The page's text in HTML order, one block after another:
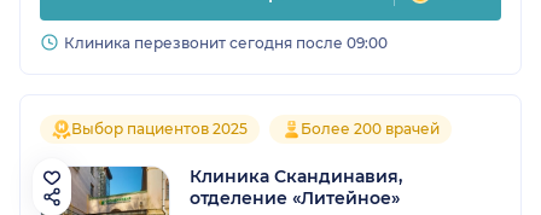
Клиника перезвонит сегодня после 09:00
Выбор пациентов 2025 Более 200 врачей
Клиника Скандинавия,
отделение «Литейное»